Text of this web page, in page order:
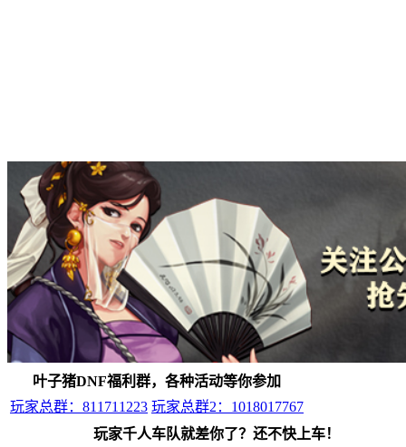
叶子猪DNF福利群，各种活动等你参加
玩家总群：811711223 玩家总群2：1018017767
玩家千人车队就差你了？还不快上车！